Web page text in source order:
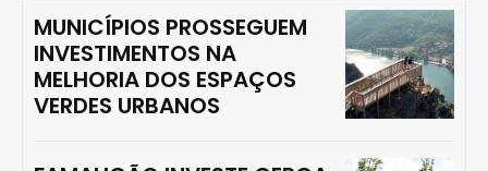
MUNICÍPIOS PROSSEGUEM
INVESTIMENTOS NA
MELHORIA DOS ESPAÇOS
VERDES URBANOS